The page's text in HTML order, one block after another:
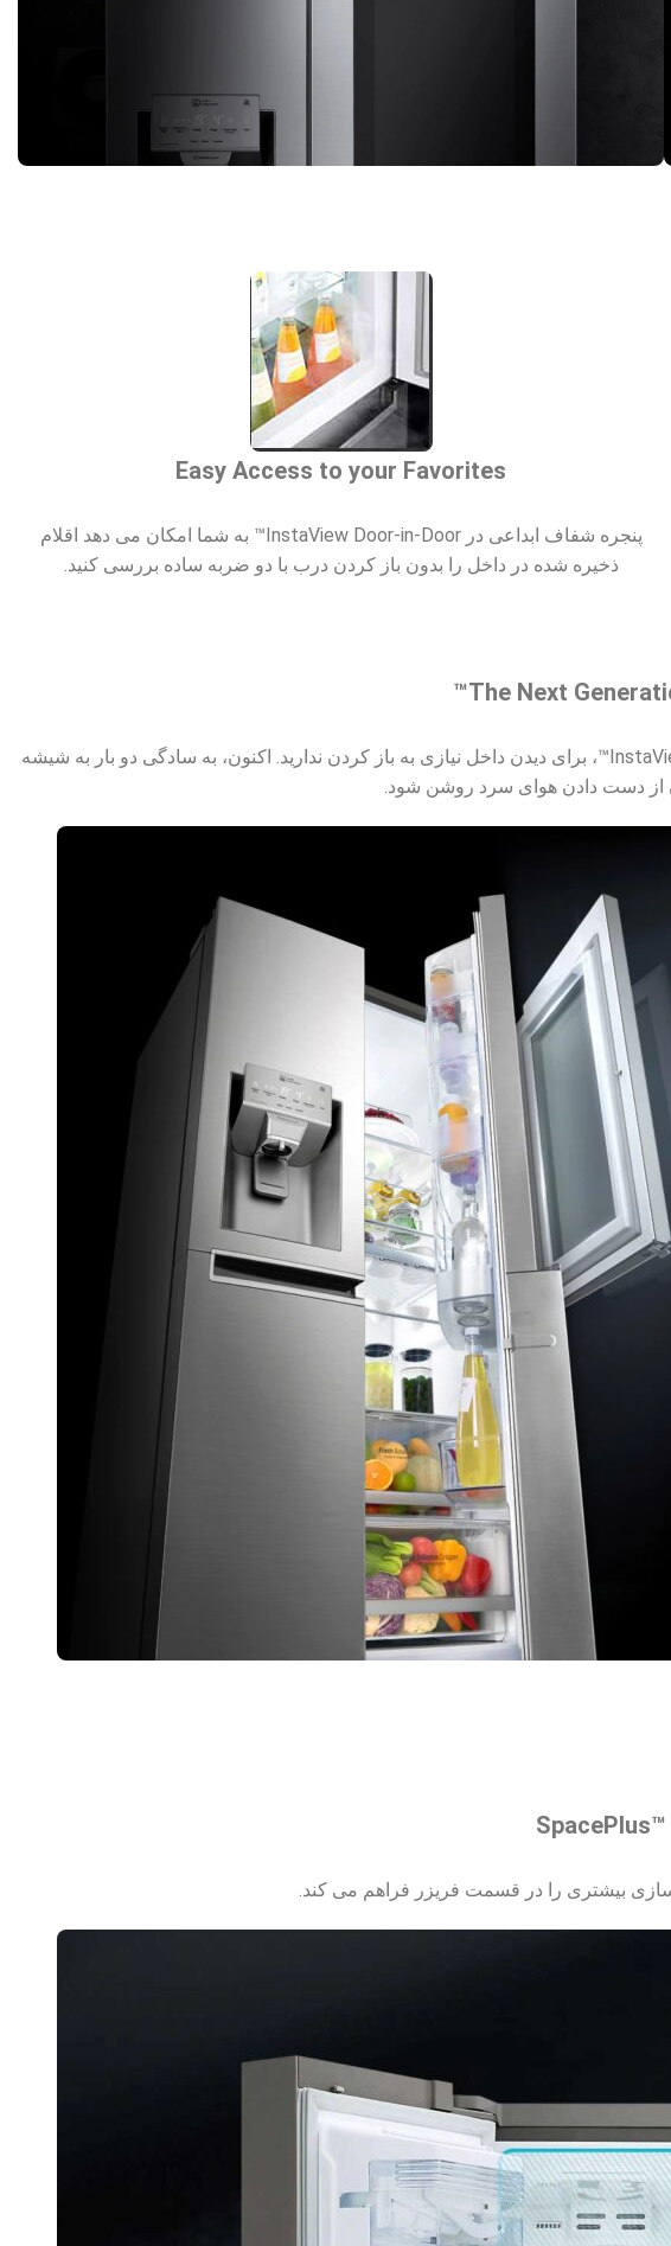
Easy Access to your Favorites
پنجره شفاف ابداعی در InstaView Door-in-Door™ به شما امکان می دهد اقلام
ذخیره شده در داخل را بدون باز کردن درب با دو ضربه ساده بررسی کنید.
The Next
تکامل Door-in-Door™ با InstaView Door-in-Door™ ادامه دارد. با InstaView Door-in-Door™، برای دیدن داخل نیازی به باز کردن ندارید. اکنون، به سادگی دو بار به شیشه
از دست دادن هوای سرد روشن شود.
بیشتری را در قسمت فریزر فراهم می کند.